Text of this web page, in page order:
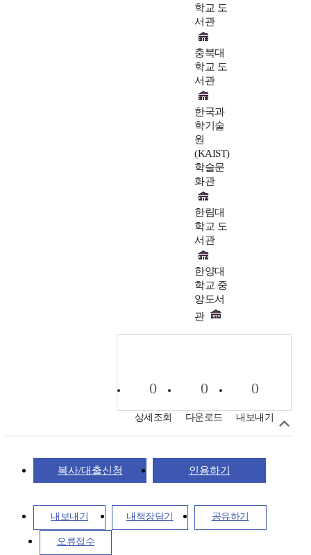
학교 도
서관
충북대
학교 도
서관
한국과
학기술
원
(KAIST)
학술문
화관
한림대
학교 도
서관
한양대
학교 중
앙도서
관
0
상세조회
0
다운로드
0
내보내기
복사/대출신청 인용하기
내보내기 내책장담기 공유하기
오류접수